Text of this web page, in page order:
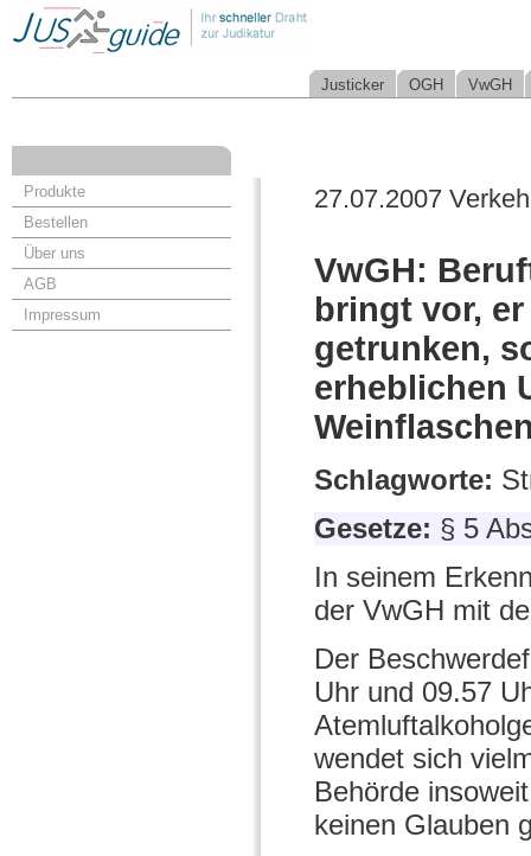
Justicker OGH VwGH
Produkte
Bestellen
Über uns
AGB
Impressum
27.07.2007
VwGH:
bringt vor,
getrunken,
erheblichen
Schlagworte:
Gesetze: § 5
In seinem
der VwGH mit
Der
Uhr und 09.57
wendet sich
Behörde
keinen Glauben